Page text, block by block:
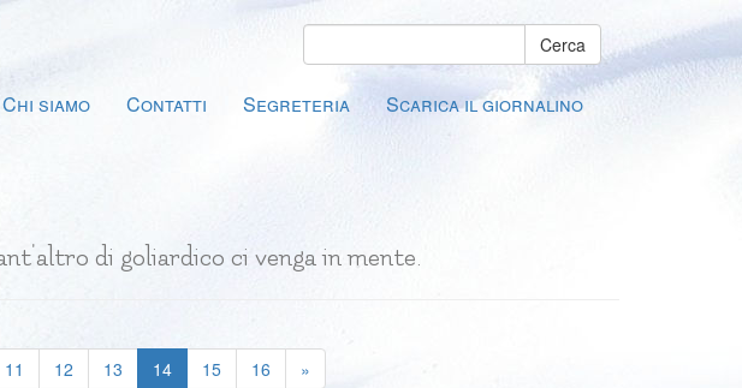
Cerca
Chi siamo Contatti Segreteria Scarica il giornalino
di goliardico ci venga in mente.
11 12 13 14(current)
15 16 »